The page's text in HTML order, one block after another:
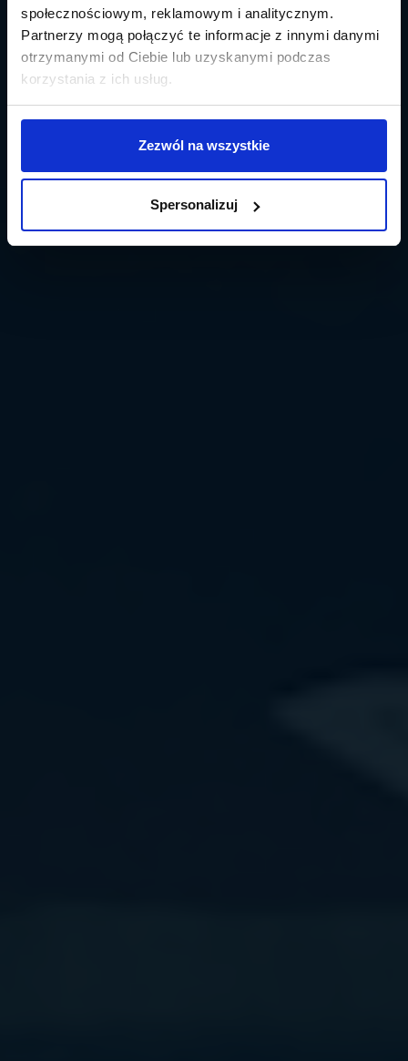
społecznościowym, reklamowym i analitycznym.
Partnerzy mogą połączyć te informacje z innymi danymi
otrzymanymi od Ciebie lub uzyskanymi podczas
korzystania z ich usług.
Zezwól na wszystkie
Spersonalizuj